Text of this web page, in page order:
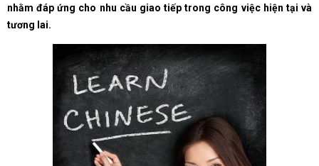
nhằm đáp ứng cho nhu cầu giao tiếp trong công việc hiện tại và
tương lai.